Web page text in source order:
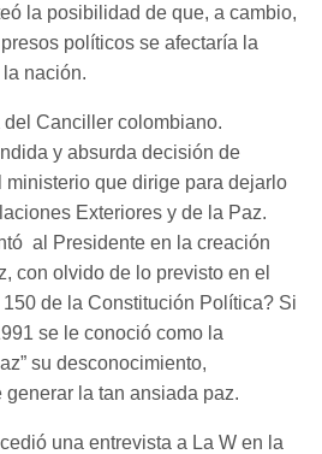
la posibilidad de que, a cambio,
políticos se afectaría la
nación.
Canciller colombiano.
y absurda decisión de
que dirige para dejarlo
Exteriores y de la Paz.
al Presidente en la creación
con olvido de lo previsto en el
de la Constitución Política? Si
se le conoció como la
su desconocimiento,
generar la tan ansiada paz.
una entrevista a La W en la